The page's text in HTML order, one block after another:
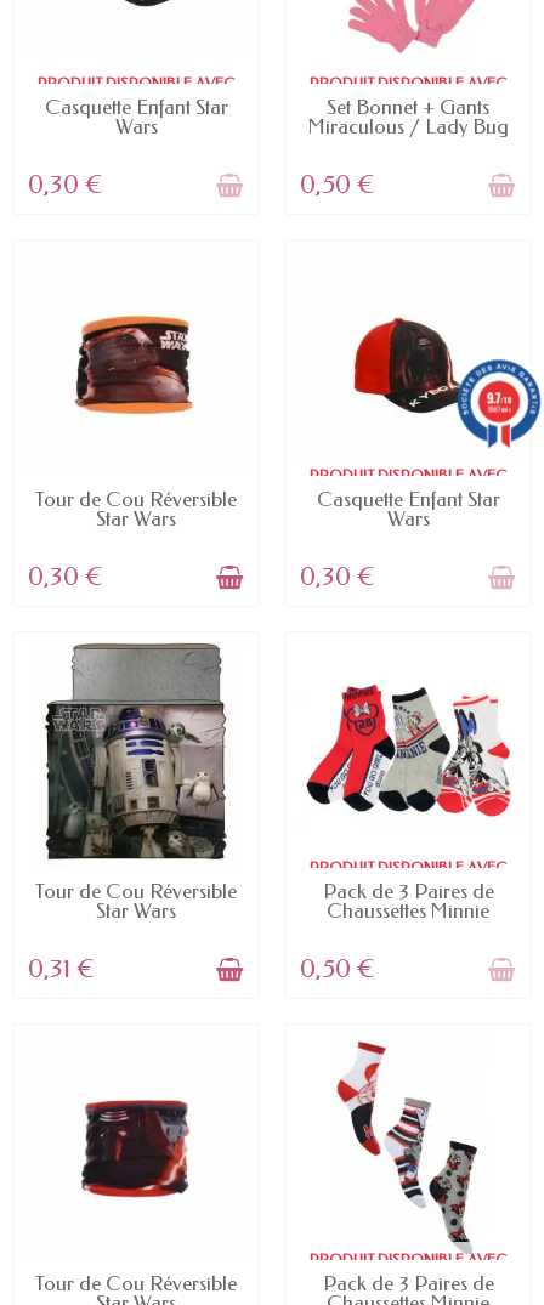
PRODUIT DISPONIBLE AVEC
D'AUTRES OPTIONS
Casquette Enfant Star
Wars
0,30 €
PRODUIT DISPONIBLE AVEC
D'AUTRES OPTIONS
Set Bonnet + Gants
Miraculous / Lady Bug
0,50 €
EN STOCK
Tour de Cou Réversible
Star Wars
0,30 €
PRODUIT DISPONIBLE AVEC
D'AUTRES OPTIONS
Casquette Enfant Star
Wars
0,30 €
EN STOCK
Tour de Cou Réversible
Star Wars
0,31 €
PRODUIT DISPONIBLE AVEC
D'AUTRES OPTIONS
Pack de 3 Paires de
Chaussettes Minnie
0,50 €
EN STOCK
Tour de Cou Réversible
PRODUIT DISPONIBLE AVEC
D'AUTRES OPTIONS
Pack de 3 Paires de
9.7/10
5887 avis